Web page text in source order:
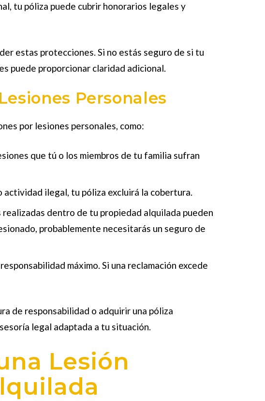
tu póliza puede cubrir honorarios legales y
estas protecciones. Si no estás seguro de si tu
puede proporcionar claridad adicional.
Personales
por lesiones personales, como:
que tú o los miembros de tu familia sufran
actividad ilegal, tu póliza excluirá la cobertura.
dentro de tu propiedad alquilada pueden
probablemente necesitarás un seguro de
máximo. Si una reclamación excede
de responsabilidad o adquirir una póliza
legal adaptada a tu situación.
Lesión